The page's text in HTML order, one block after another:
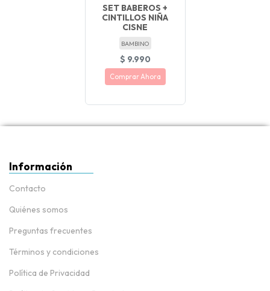
SET BABEROS +
CINTILLOS NIÑA
CISNE
¡ NUEVO !
BAMBINO
$ 9.990
Comprar Ahora
Información
Contacto
Quiénes somos
Preguntas frecuentes
Términos y condiciones
Política de Privacidad